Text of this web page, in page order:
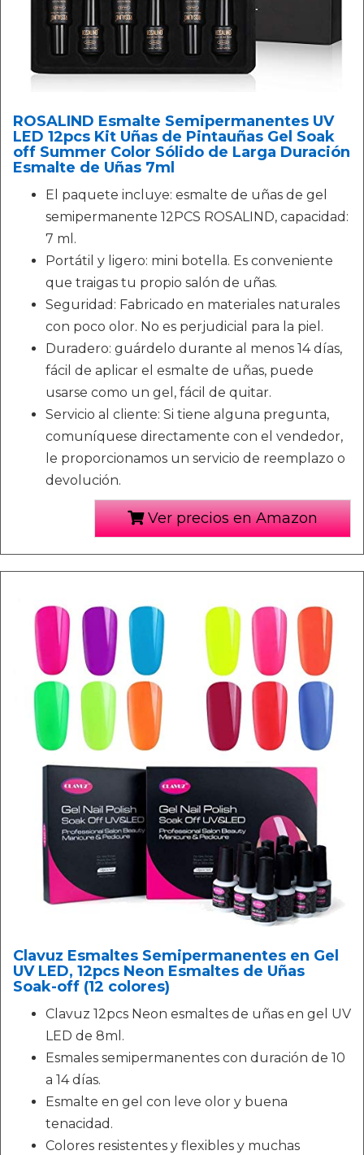
ROSALIND Esmalte Semipermanentes UV
LED 12pcs Kit Uñas de Pintauñas Gel Soak
off Summer Color Sólido de Larga Duración
Esmalte de Uñas 7ml
El paquete incluye: esmalte de uñas de gel
semipermanente 12PCS ROSALIND, capacidad:
7 ml.
Portátil y ligero: mini botella. Es conveniente
que traigas tu propio salón de uñas.
Seguridad: Fabricado en materiales naturales
con poco olor. No es perjudicial para la piel.
Duradero: guárdelo durante al menos 14 días,
fácil de aplicar el esmalte de uñas, puede
usarse como un gel, fácil de quitar.
Servicio al cliente: Si tiene alguna pregunta,
comuníquese directamente con el vendedor,
le proporcionamos un servicio de reemplazo o
devolución.
Ver precios en Amazon
Clavuz Esmaltes Semipermanentes en Gel
UV LED, 12pcs Neon Esmaltes de Uñas
Soak-off (12 colores)
Clavuz 12pcs Neon esmaltes de uñas en gel UV
LED de 8ml.
Esmales semipermanentes con duración de 10
a 14 días.
Esmalte en gel con leve olor y buena
tenacidad.
Colores resistentes y flexibles y muchas